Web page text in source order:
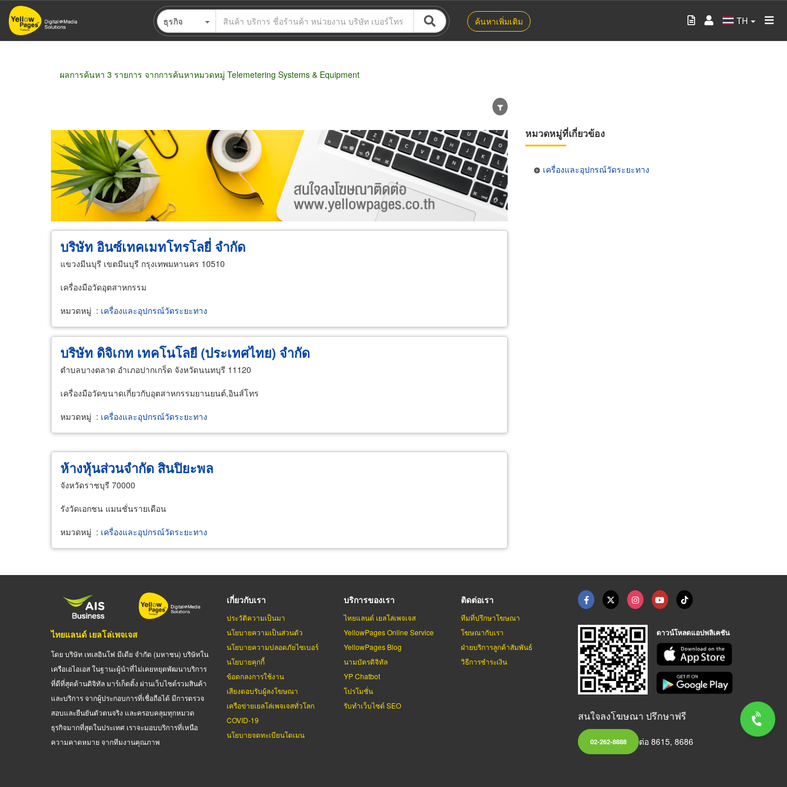
ข้าม
ไป
ธุรกิจ ค้นหาเพิ่มเติม TH
ผลการค้นหา 3 รายการ จากการค้นหาหมวดหมู่ Telemetering Systems & Equipment
ขายส่ง ขายปลีก ผู้ผลิต ตัวแทนจัดจำหน่าย ผู้ส่งออก/นำเข้า ธุรกิจบริการ
บริษัท อินซ์เทคเมทโทรโลยี่ จำกัด
แขวงมีนบุรี เขตมีนบุรี กรุงเทพมหานคร 10510
เครื่องมือวัดอุตสาหกรรม
หมวดหมู่ : เครื่องและอุปกรณ์วัดระยะทาง
บริษัท ดิจิเกท เทคโนโลยี (ประเทศไทย) จำกัด
ตำบลบางตลาด อำเภอปากเกร็ด จังหวัดนนทบุรี 11120
เครื่องมือวัดขนาดเกี่ยวกับอุตสาหกรรมยานยนต์,อินส์โทร
หมวดหมู่ : เครื่องและอุปกรณ์วัดระยะทาง
ห้างหุ้นส่วนจำกัด สินปิยะพล
จังหวัดราชบุรี 70000
รังวัดเอกชน แมนชั่นรายเดือน
หมวดหมู่ : เครื่องและอุปกรณ์วัดระยะทาง
หมวดหมู่ที่เกี่ยวข้อง
เครื่องและอุปกรณ์วัดระยะทาง
ไทยแลนด์ เยลโล่เพจเจส
โดย บริษัท เทเลอินโฟ มีเดีย จำกัด (มหาชน) บริษัทใน
เครือเอไอเอส ในฐานะผู้นำที่ไม่เคยหยุดพัฒนาบริการ
ที่ดีที่สุดด้านดิจิทัล มาร์เก็ตติ้ง ผ่านเว็บไซต์รวมสินค้า
และบริการ จากผู้ประกอบการที่เชื่อถือได้ มีการตรวจ
สอบและยืนยันตัวตนจริง และครอบคลุมทุกหมวด
ธุรกิจมากที่สุดในประเทศ เราจะมอบบริการที่เหนือ
ความคาดหมาย จากทีมงานคุณภาพ
เกี่ยวกับเรา
ประวัติความเป็นมา
นโยบายความเป็นส่วนตัว
นโยบายความปลอดภัยไซเบอร์
นโยบายคุกกี้
ข้อตกลงการใช้งาน
เสียงตอบรับผู้ลงโฆษณา
เครือข่ายเยลโล่เพจเจสทั่วโลก
COVID-19
นโยบายจดทะเบียนโดเมน
บริการของเรา
ไทยแลนด์ เยลโล่เพจเจส
YellowPages Online Service
YellowPages Blog
นามบัตรดิจิทัล
YP Chatbot
โปรโมชั่น
รับทำเว็บไซต์ SEO
ติดต่อเรา
ทีมที่ปรึกษาโฆษณา
โฆษณากับเรา
ฝ่ายบริการลูกค้าสัมพันธ์
วิธีการชำระเงิน
ดาวน์โหลดแอปพลิเคชัน
สนใจลงโฆษณา ปรึกษาฟรี
02-262-8888 ต่อ 8615, 8686